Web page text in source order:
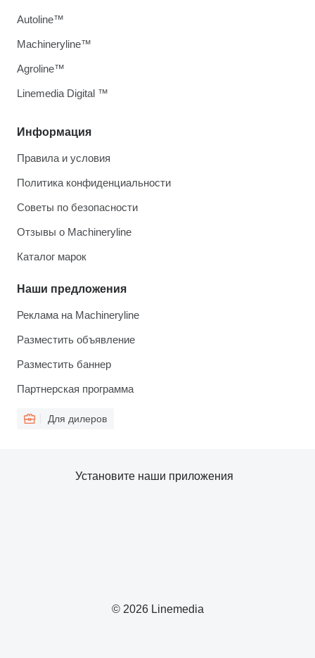
Информация
Правила и условия
Политика конфиденциальности
Советы по безопасности
Отзывы о Machineryline
Каталог марок
Наши предложения
Реклама на Machineryline
Разместить объявление
Разместить баннер
Партнерская программа
Для дилеров
Autoline™
Machineryline™
Agroline™
Linemedia Digital ™
© 2026 Linemedia
Установите наши приложения